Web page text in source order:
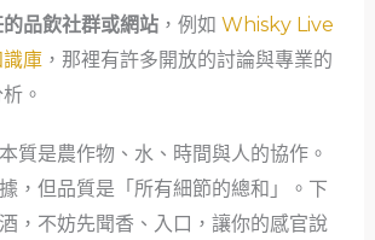
品飲社群或網站 ，例如Whisky Live
庫 ，那裡有許多開放的討論與專業的
。
質是農作物、水、時間與人的協作。
，但品質是「所有細節的總和」。下
，不妨先聞香、入口，讓你的感官說